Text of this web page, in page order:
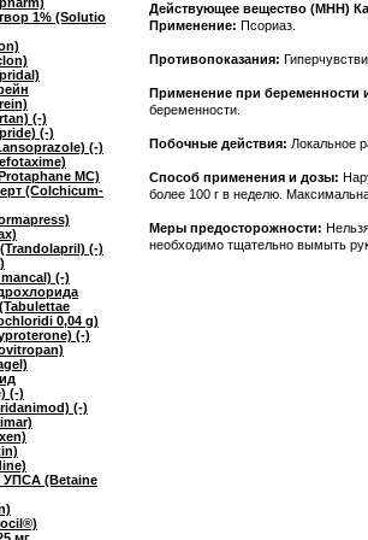
1% (Solutio
(-)
(-)
(-)
MC)
(Colchicum-
(-)
(-)
0,04 g)
(-)
(-)
(-)
УПСА (Betaine
Действующее вещество (МНН)
Применение: Псориаз.
Противопоказания:
Применение при беременности
беременности.
Побочные действия: Локальное
Способ применения и дозы:
более 100 г в неделю.
Меры предосторожности:
необходимо тщательно вымыть